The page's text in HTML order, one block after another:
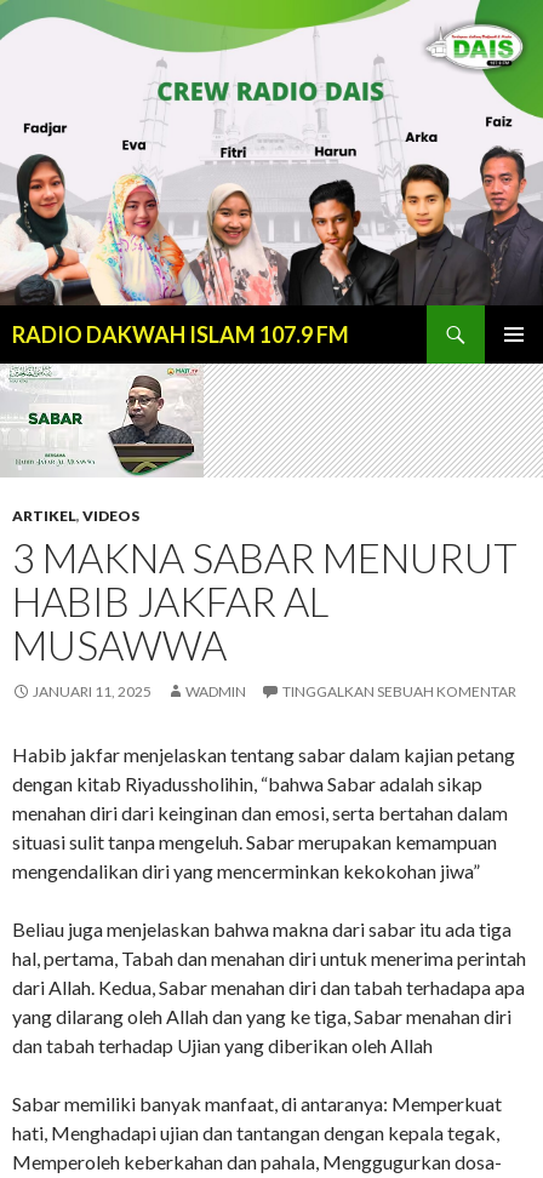
RADIO DAKWAH ISLAM 107.9 FM
MENU
UTAMA
KE
KONTEN
ARTIKEL, VIDEOS
3 MAKNA SABAR MENURUT
HABIB JAKFAR AL
MUSAWWA
JANUARI 11, 2025 WADMIN TINGGALKAN SEBUAH KOMENTAR
Habib jakfar menjelaskan tentang sabar dalam kajian petang
dengan kitab Riyadussholihin, “bahwa Sabar adalah sikap
menahan diri dari keinginan dan emosi, serta bertahan dalam
situasi sulit tanpa mengeluh. Sabar merupakan kemampuan
mengendalikan diri yang mencerminkan kekokohan jiwa”
Beliau juga menjelaskan bahwa makna dari sabar itu ada tiga
hal, pertama, Tabah dan menahan diri untuk menerima perintah
dari Allah. Kedua, Sabar menahan diri dan tabah terhadapa apa
yang dilarang oleh Allah dan yang ke tiga, Sabar menahan diri
dan tabah terhadap Ujian yang diberikan oleh Allah
Sabar memiliki banyak manfaat, di antaranya: Memperkuat
hati, Menghadapi ujian dan tantangan dengan kepala tegak,
Memperoleh keberkahan dan pahala, Menggugurkan dosa-